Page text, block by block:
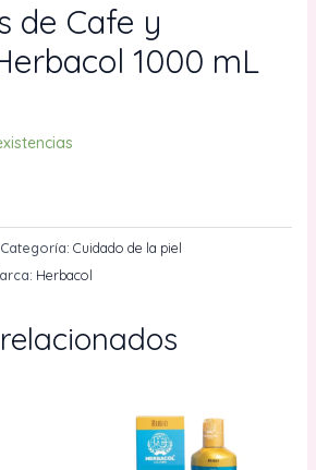
de Cafe y
1000 mL
Categoría: Cuidado de la piel
Herbacol